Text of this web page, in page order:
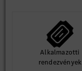
Alkalmazotti
rendezvények